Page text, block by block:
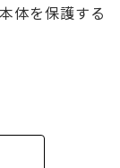
体を保護する